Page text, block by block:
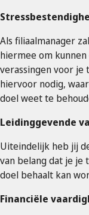
Als filiaalmanager
hiermee om kunnen
verassingen voor je
hiervoor nodig,
doel weet te
Leidinggevende
Uiteindelijk heb jij
van belang dat je
doel behaalt kan
Financiële